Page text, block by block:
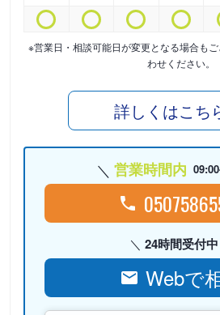
※営業日・相談可能日が変更となる場合も
わせください。
詳しくはこち
営業時間内
24時間受付中
Webで